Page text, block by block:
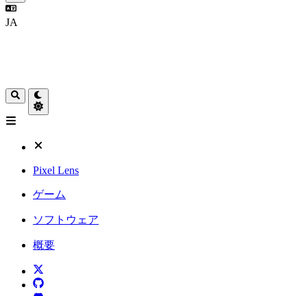
JA
Pixel Lens
ゲーム
ソフトウェア
概要